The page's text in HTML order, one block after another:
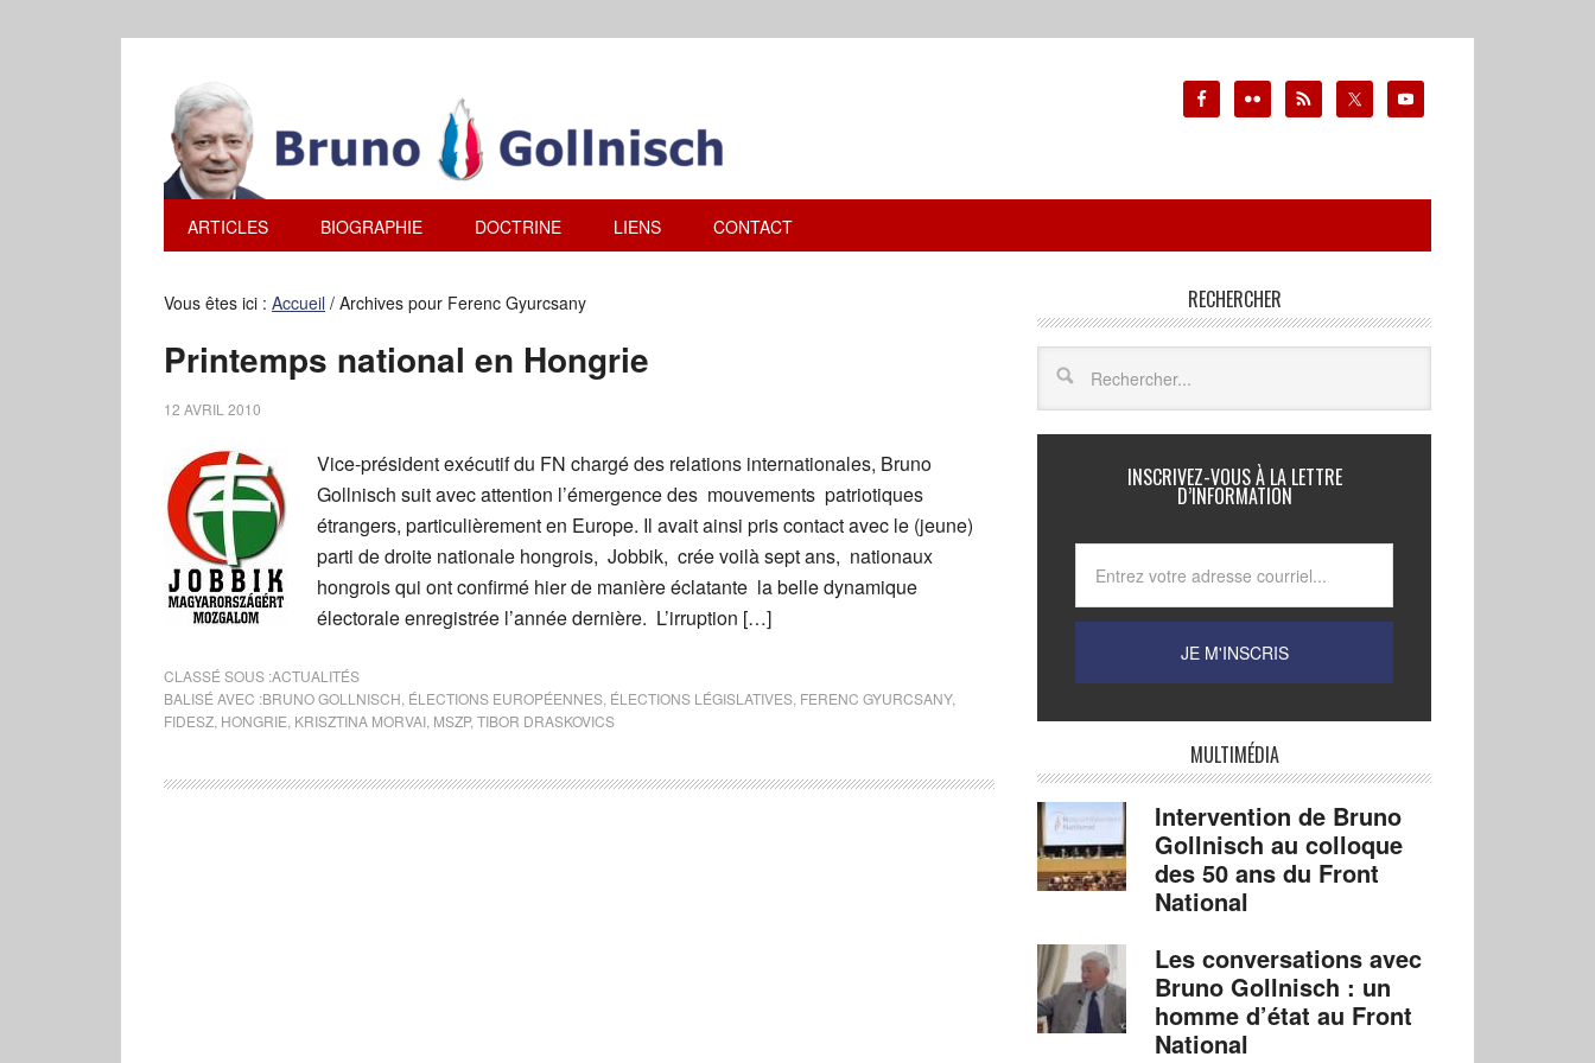
ARTICLES BIOGRAPHIE DOCTRINE LIENS CONTACT
Vous êtes ici : Accueil / Archives pour Ferenc Gyurcsany
Printemps national en Hongrie
12 AVRIL 2010
Vice-président exécutif du FN chargé des relations internationales, Bruno
Gollnisch suit avec attention l’émergence des mouvements patriotiques
étrangers, particulièrement en Europe. Il avait ainsi pris contact avec le (jeune)
parti de droite nationale hongrois, Jobbik, crée voilà sept ans, nationaux
hongrois qui ont confirmé hier de manière éclatante la belle dynamique
électorale enregistrée l’année dernière. L’irruption […]
CLASSÉ SOUS :ACTUALITÉS
BALISÉ AVEC :BRUNO GOLLNISCH ÉLECTIONS EUROPÉENNES ÉLECTIONS LÉGISLATIVES FERENC GYURCSANY,
FIDESZ HONGRIE KRISZTINA MORVAI MSZP, TIBOR DRASKOVICS
RECHERCHER
INSCRIVEZ-VOUS À LA LETTRE
D’INFORMATION
MULTIMÉDIA
Intervention de Bruno
Gollnisch au colloque
des 50 ans du Front
National
Les conversations avec
Bruno Gollnisch : un
homme d’état au Front
National